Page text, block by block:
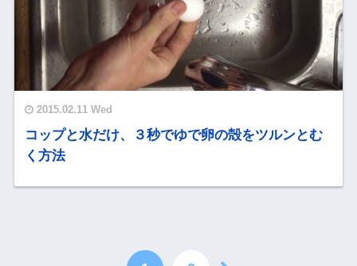
2015.02.11 Wed
コップと水だけ、３秒でゆで卵の殻をツルンとむ
く方法